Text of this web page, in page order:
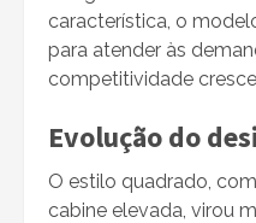
característica, o
para atender às
competitividade
Evolução do
O estilo quadrado,
cabine elevada, virou